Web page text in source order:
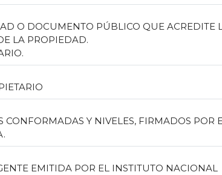
O DOCUMENTO PÚBLICO QUE ACREDITE
LA PROPIEDAD.
Y NIVELES, FIRMADOS POR
EMITIDA POR EL INSTITUTO NACIONAL